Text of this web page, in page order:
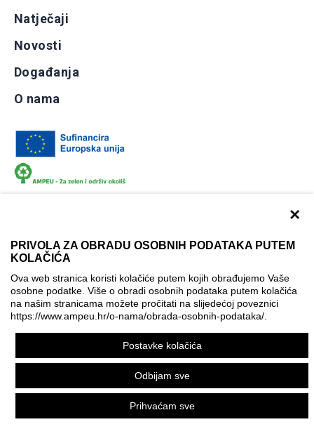
×
PRIVOLA ZA OBRADU OSOBNIH PODATAKA PUTEM
KOLAČIĆA
Ova web stranica koristi kolačiće putem kojih obrađujemo Vaše
osobne podatke. Više o obradi osobnih podataka putem kolačića
na našim stranicama možete pročitati na slijedećoj poveznici
https://www.ampeu.hr/o-nama/obrada-osobnih-podataka/
Postavke kolačića
Odbijam sve
Prihvaćam sve
Natječaji
Novosti
Događanja
O nama
Izjava o pristupačnosti
Politika korištenja kolačića
Postavke kolačića
Ova mrežna stranica je ostvarena uz financijsku potporu
Europske komisije. Ona izražava isključivo stajalište autora
mrežne stranice i Komisija se ne može smatrati odgovornom
pri upotrebi informacija koje se na njoj nalaze.